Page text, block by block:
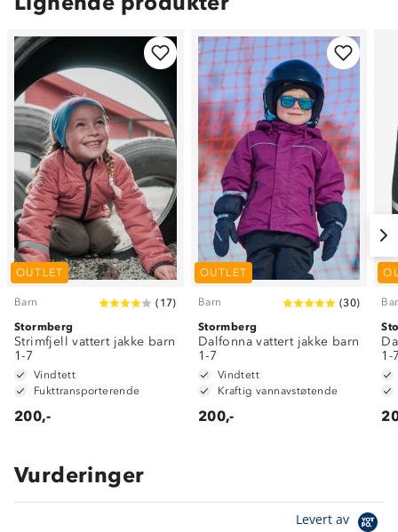
OUTLET
Barn ( 17)
Stormberg
Strimfjell vattert jakke barn
1-7
Vindtett
Fukttransporterende
200,-
OUTLET
Barn (30)
Stormberg
Dalfonna vattert jakke barn
1-7
Vindtett
Kraftig vannavstøtende
200,-
1-
Vurderinger
Levert av